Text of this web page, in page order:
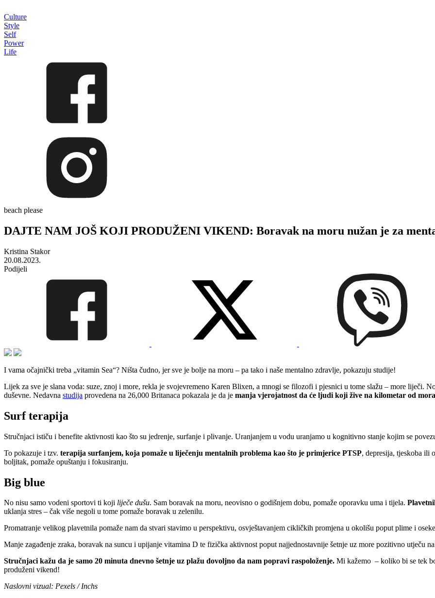
Culture
Style
Self
Power
Life
beach please
DAJTE NAM JOŠ KOJI PRODUŽENI VIKEND: Boravak na moru nužan je za
Kristina Stakor
20.08.2023.
Podijeli
I vama očajnički treba „vitamin Sea“? Ništa čudno, jer sve je bolje na moru – pa tako i naše mentalno zdravlje, pokazuju studije!
Lijek za sve je slana voda: suze, znoj i more, rekla je svojevremeno Karen Blixen, a mnogi se filozofi i pjesnici u tome slažu – more liječi.
duševne. Nedavna studija provedena na 26,000 Britanaca pokazala je da je manja vjerojatnost da će ljudi koji žive na kilometar od
Surf terapija
Stručnjaci ističu i benefite aktivnosti kao što su jedrenje, surfanje i plivanje. Uranjanjem u vodu uranjamo u kognitivno stanje kojim se
To pokazuje i tzv. terapija surfanjem, koja pomaže u liječenju mentalnih problema kao što je primjerice PTSP, depresija, tjeskoba ili
boljitak, pomaže opuštanju i fokusiranju.
Big blue
No nisu samo vodeni sportovi ti koji liječe dušu. Sam boravak na moru, neovisno o godišnjem dobu, pomaže oporavku uma i tijela.
uklanja stres – čak više negoli u tome pomaže boravak u zelenilu.
Promatranje velikog plavetnila pomaže nam da stvari stavimo u perspektivu, osvještavanjem cikličkih promjena u okolišu poput plime i
Manje zagađenje zraka, boravak na suncu i upijanje vitamina D te fizička aktivnost poput najjednostavnije šetnje uz more pozitivno utječu
Stručnjaci kažu da je samo 20 minuta dnevno šetnje uz plažu dovoljno da nam popravi raspoloženje. Mi kažemo – koliko bi se tek
produženi vikend!
Naslovni vizual: Pexels / Inchs